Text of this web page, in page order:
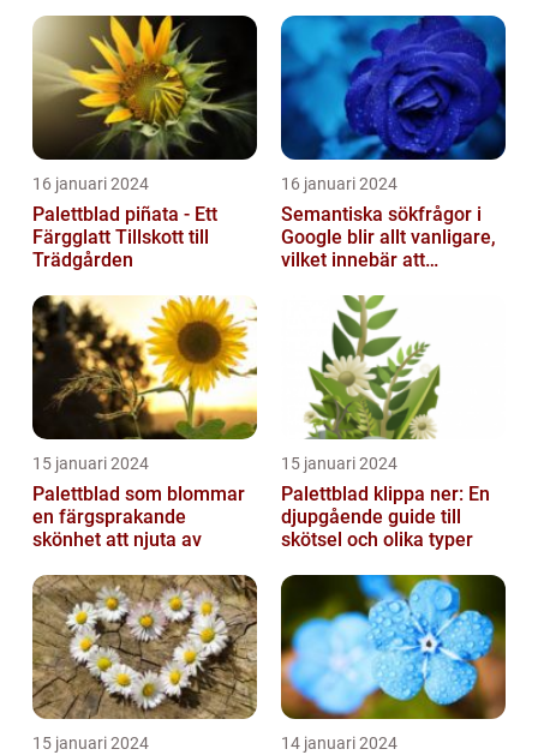
16 januari 2024
Palettblad piñata - Ett
Färgglatt Tillskott till
Trädgården
16 januari 2024
Semantiska sökfrågor i
Google blir allt vanligare,
vilket innebär att
att fö...
15 januari 2024
Palettblad som blommar
en färgsprakande
skönhet att njuta av
15 januari 2024
Palettblad klippa ner: En
djupgående guide till
skötsel och olika typer
15 januari 2024 14 januari 2024